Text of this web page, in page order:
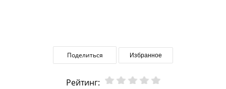
Поделиться Избранное
Рейтинг: